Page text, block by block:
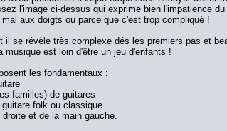
l'image ci-dessus qui exprime bien l'impatience
aux doigts ou parce que c'est trop compliqué !
se révèle très complexe dés les premiers pas et
musique est loin d'être un jeu d'enfants !
les fondamentaux :
familles) de guitares
folk ou classique
et de la main gauche.